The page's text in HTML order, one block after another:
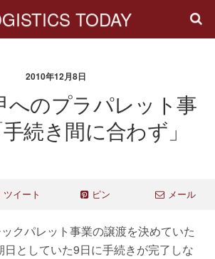
TODAY
2010年12月8日
へのプラパレット事
続き間に合わず」
ツイート ピン メール
クパレット事業の譲渡を決めていた
日としていた9日に手続きが完了しな